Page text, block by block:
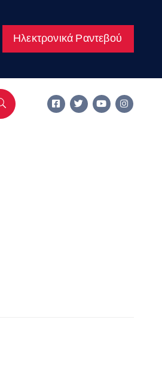
Ηλεκτρονικά Ραντεβού